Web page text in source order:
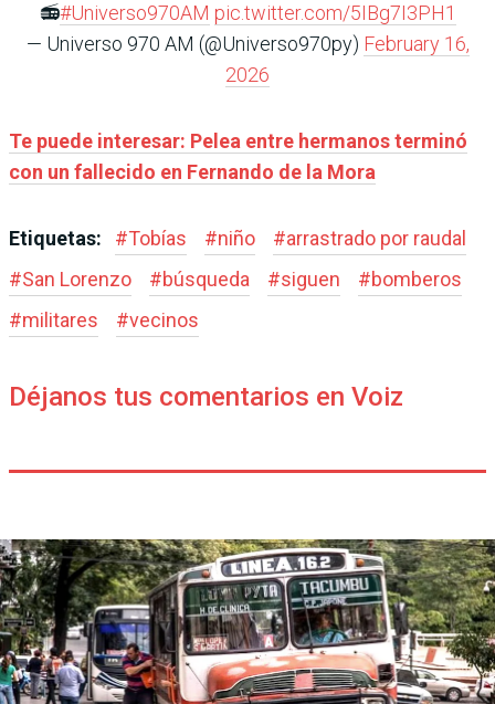
📻#Universo970AM pic.twitter.com/5IBg7I3PH1
— Universo 970 AM (@Universo970py) February 16,
2026
Te puede interesar: Pelea entre hermanos terminó
con un fallecido en Fernando de la Mora
Etiquetas: #Tobías #niño #arrastrado por raudal
#San Lorenzo #búsqueda #siguen #bomberos
#militares #vecinos
Déjanos tus comentarios en Voiz